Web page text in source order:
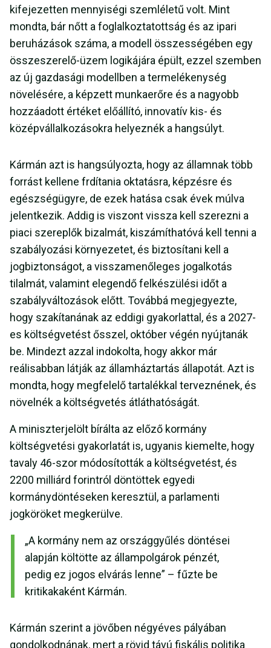
kifejezetten mennyiségi szemléletű volt. Mint
mondta, bár nőtt a foglalkoztatottság és az ipari
beruházások száma, a modell összességében egy
összeszerelő-üzem logikájára épült, ezzel szemben
az új gazdasági modellben a termelékenység
növelésére, a képzett munkaerőre és a nagyobb
hozzáadott értéket előállító, innovatív kis- és
középvállalkozásokra helyeznék a hangsúlyt.
Kármán azt is hangsúlyozta, hogy az államnak több
forrást kellene frdítania oktatásra, képzésre és
egészségügyre, de ezek hatása csak évek múlva
jelentkezik. Addig is viszont vissza kell szerezni a
piaci szereplők bizalmát, kiszámíthatóvá kell tenni a
szabályozási környezetet, és biztosítani kell a
jogbiztonságot, a visszamenőleges jogalkotás
tilalmát, valamint elegendő felkészülési időt a
szabályváltozások előtt. Továbbá megjegyezte,
hogy szakítanának az eddigi gyakorlattal, és a 2027-
es költségvetést ősszel, október végén nyújtanák
be. Mindezt azzal indokolta, hogy akkor már
reálisabban látják az államháztartás állapotát. Azt is
mondta, hogy megfelelő tartalékkal terveznének, és
növelnék a költségvetés átláthatóságát.
A miniszterjelölt bírálta az előző kormány
költségvetési gyakorlatát is, ugyanis kiemelte, hogy
tavaly 46-szor módosították a költségvetést, és
2200 milliárd forintról döntöttek egyedi
kormánydöntéseken keresztül, a parlamenti
jogköröket megkerülve.
„A kormány nem az országgyűlés döntései
alapján költötte az állampolgárok pénzét,
pedig ez jogos elvárás lenne” – fűzte be
kritikakaként Kármán.
Kármán szerint a jövőben négyéves pályában
gondolkodnának, mert a rövid távú fiskális politika